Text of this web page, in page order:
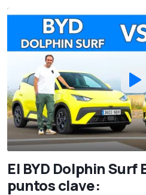
El BYD Dolphin
puntos clave: